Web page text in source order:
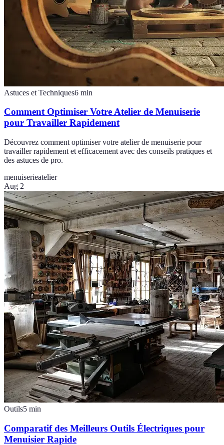
Astuces et Techniques6 min
Comment Optimiser Votre Atelier de Menuiserie
pour Travailler Rapidement
Découvrez comment optimiser votre atelier de menuiserie pour
travailler rapidement et efficacement avec des conseils pratiques et
des astuces de pro.
menuiserieatelier
Aug 2
Outils5 min
Comparatif des Meilleurs Outils Électriques pour
Menuisier Rapide